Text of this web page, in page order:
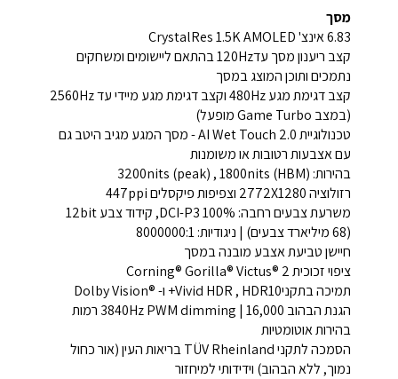
מסך
6.83 אינצ' CrystalRes 1.5K AMOLED
קצב ריענון מסך עד120Hz בהתאם ליישומים ומשחקים
נתמכים ותוכן המוצג במסך
קצב דגימת מגע 480Hz וקצב דגימת מגע מיידי עד 2560Hz
(במצב Game Turbo מופעל)
טכנולוגיית AI Wet Touch 2.0 - מסך המגע מגיב היטב גם
עם אצבעות רטובות או משומנות
בהירות: 3200nits (peak) , 1800nits (HBM)
רזולוציה 2772X1280 וצפיפות פיקסלים 447ppi
משרעת צבעים רחבה: DCI-P3 100%, קידוד צבע 12bit
(68 מיליארד צבעים) | ניגודיות: 8000000:1
חיישן טביעת אצבע מובנה במסך
ציפוי זכוכית Corning® Gorilla® Victus® 2
תמיכה בתקניVivid HDR , HDR10+ ו- ®Dolby Vision
הגנת הבהוב 3840Hz PWM dimming | 16,000 רמות
בהירות אוטומטיות
הסמכה לתקני TÜV Rheinland בריאות העין (אור כחול
נמוך, ללא הבהוב) וידידותי למיחזור